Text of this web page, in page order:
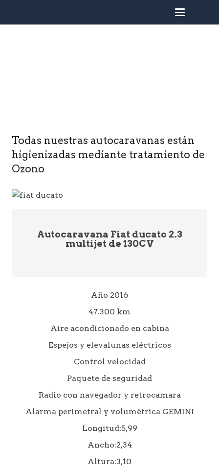
Todas nuestras autocaravanas están
higienizadas mediante tratamiento de
Ozono
Autocaravana Fiat ducato 2.3
multijet de 130CV
Año 2016
47.300 km
Aire acondicionado en cabina
Espejos y elevalunas eléctricos
Control velocidad
Paquete de seguridad
Radio con navegador y retrocamara
Alarma perimetral y volumétrica GEMINI
Longitud:5,99
Ancho:2,34
Altura:3,10